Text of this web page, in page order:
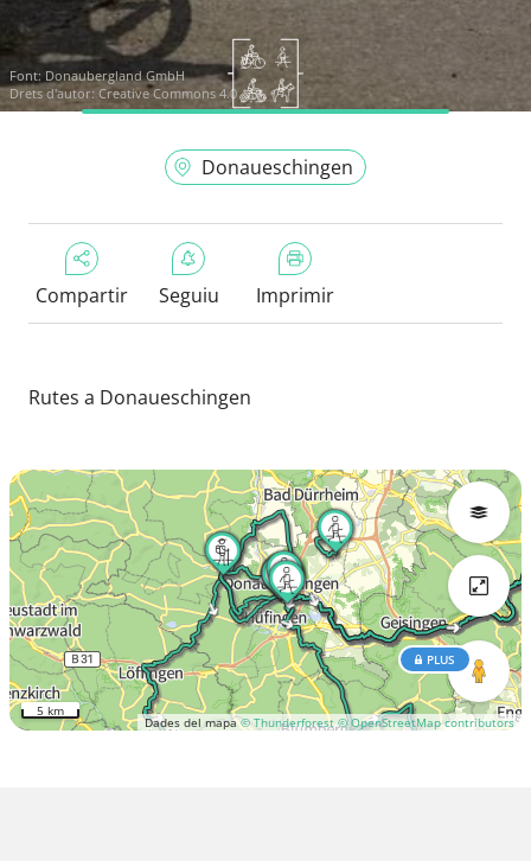
Font: Donaubergland GmbH
Drets d'autor: Creative Commons 4.0
Donaueschingen
Compartir Seguiu Imprimir
Rutes a Donaueschingen
Dades del mapa© Thunderforest © OpenStreetMap contributors
PLUS
5 km